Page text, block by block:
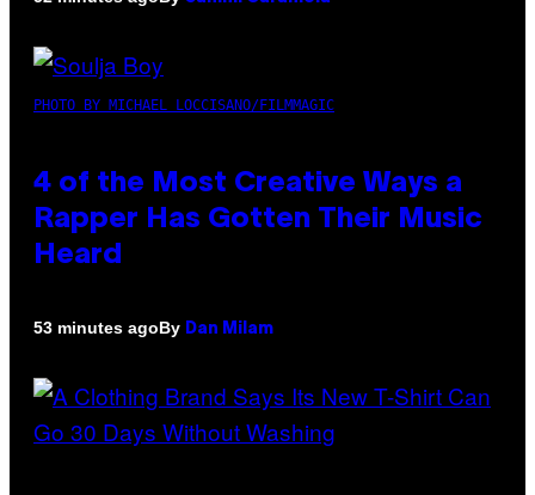
PHOTO BY MICHAEL LOCCISANO/FILMMAGIC
4 of the Most Creative Ways a
Rapper Has Gotten Their Music
Heard
53 minutes agoBy Dan Milam